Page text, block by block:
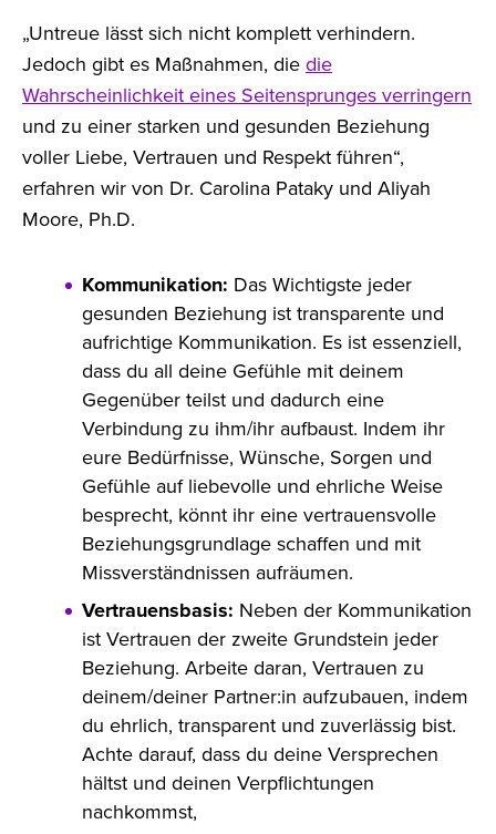
„Untreue lässt sich nicht komplett verhindern.
Jedoch gibt es Maßnahmen, die die
Wahrscheinlichkeit eines Seitensprunges verringern
und zu einer starken und gesunden Beziehung
voller Liebe, Vertrauen und Respekt führen“,
erfahren wir von Dr. Carolina Pataky und Aliyah
Moore, Ph.D.
Kommunikation: Das Wichtigste jeder
gesunden Beziehung ist transparente und
aufrichtige Kommunikation. Es ist essenziell,
dass du all deine Gefühle mit deinem
Gegenüber teilst und dadurch eine
Verbindung zu ihm/ihr aufbaust. Indem ihr
eure Bedürfnisse, Wünsche, Sorgen und
Gefühle auf liebevolle und ehrliche Weise
besprecht, könnt ihr eine vertrauensvolle
Beziehungsgrundlage schaffen und mit
Missverständnissen aufräumen.
Vertrauensbasis: Neben der Kommunikation
ist Vertrauen der zweite Grundstein jeder
Beziehung. Arbeite daran, Vertrauen zu
deinem/deiner Partner:in aufzubauen, indem
du ehrlich, transparent und zuverlässig bist.
Achte darauf, dass du deine Versprechen
hältst und deinen Verpflichtungen
nachkommst,